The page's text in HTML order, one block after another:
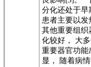
分化还处于早
患者主要以发
其他重要组织
化较好， 大
重要器官功能
显， 随着病